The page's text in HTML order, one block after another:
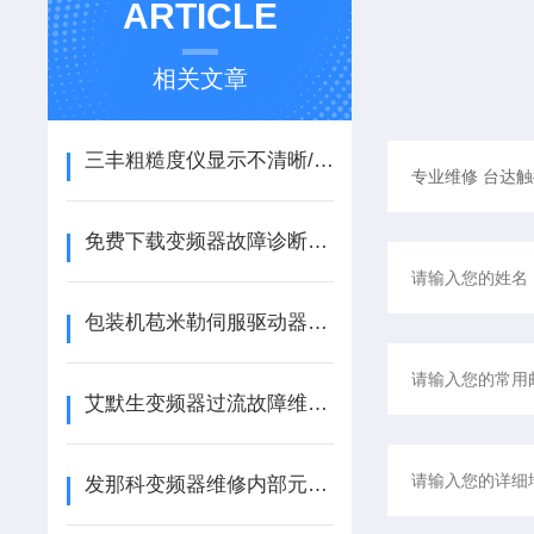
ARTICLE
相关文章
三丰粗糙度仪显示不清晰/模糊？3步教你快速定位维修
免费下载变频器故障诊断与维修
包装机苞米勒伺服驱动器BM4414故障通讯不上问题解决方案
艾默生变频器过流故障维修检查
发那科变频器维修内部元器损坏导致打火故障